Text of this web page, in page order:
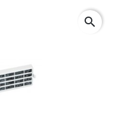
search